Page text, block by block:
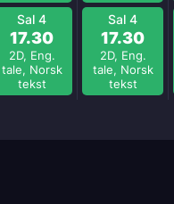
Sal 4
17.30
2D, Eng.
tale, Norsk
tekst
Sal 4
17.30
2D, Eng.
tale, Norsk
tekst